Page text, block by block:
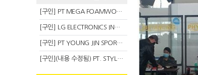
[구인] PT MEGA FOAMWORKS INDONESIA
[구인] LG ELECTRONICS INDONESIA
[구인] PT YOUNG JIN SPORT INDONESIA
[구인](내용 수정됨) PT. STYLE KOREAN INDONESIA (스타일 코리안 인도네시아)